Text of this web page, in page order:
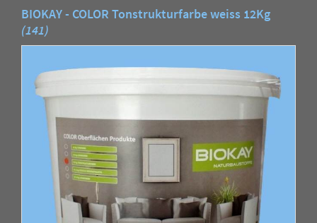
BIOKAY - COLOR Tonstrukturfarbe weiss 12Kg
(141)